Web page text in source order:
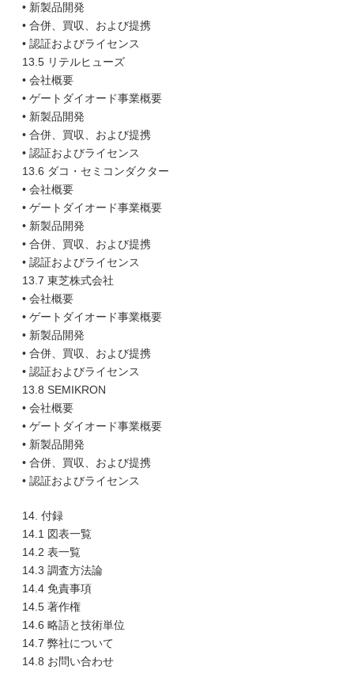
• 新製品開発
• 合併、買収、および提携
• 認証およびライセンス
13.5 リテルヒューズ
• 会社概要
• ゲートダイオード事業概要
• 新製品開発
• 合併、買収、および提携
• 認証およびライセンス
13.6 ダコ・セミコンダクター
• 会社概要
• ゲートダイオード事業概要
• 新製品開発
• 合併、買収、および提携
• 認証およびライセンス
13.7 東芝株式会社
• 会社概要
• ゲートダイオード事業概要
• 新製品開発
• 合併、買収、および提携
• 認証およびライセンス
13.8 SEMIKRON
• 会社概要
• ゲートダイオード事業概要
• 新製品開発
• 合併、買収、および提携
• 認証およびライセンス
14. 付録
14.1 図表一覧
14.2 表一覧
14.3 調査方法論
14.4 免責事項
14.5 著作権
14.6 略語と技術単位
14.7 弊社について
14.8 お問い合わせ